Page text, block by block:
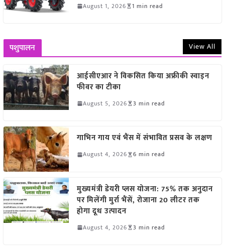
August 1, 2026 1 min read
पशुपालन View All
आईसीएआर ने विकसित किया अफ्रीकी स्वाइन
फीवर का टीका
August 5, 2026 3 min read
गाभिन गाय एवं भैंस में संभावित प्रसव के लक्षण
August 4, 2026 6 min read
मुख्यमंत्री डेयरी प्लस योजना: 75% तक अनुदान
पर मिलेंगी मुर्रा भैंसें, रोजाना 20 लीटर तक
होगा दूध उत्पादन
August 4, 2026 3 min read